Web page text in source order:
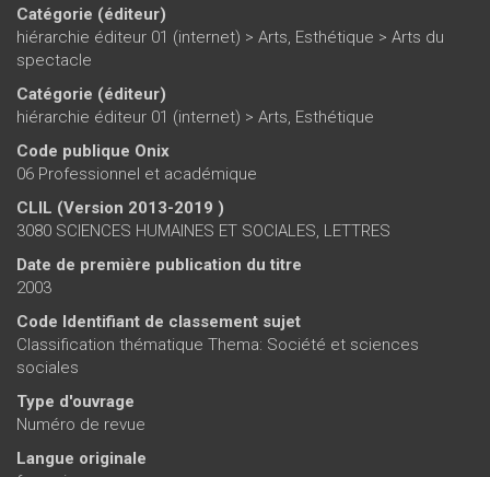
Catégorie (éditeur)
hiérarchie éditeur 01 (internet) > Arts, Esthétique > Arts du
spectacle
Catégorie (éditeur)
hiérarchie éditeur 01 (internet) > Arts, Esthétique
Code publique Onix
06 Professionnel et académique
CLIL (Version 2013-2019 )
3080 SCIENCES HUMAINES ET SOCIALES, LETTRES
Date de première publication du titre
2003
Code Identifiant de classement sujet
Classification thématique Thema: Société et sciences
sociales
Type d'ouvrage
Numéro de revue
Langue originale